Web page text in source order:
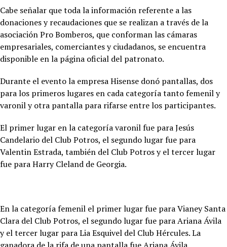
Cabe señalar que toda la información referente a las
donaciones y recaudaciones que se realizan a través de la
asociación Pro Bomberos, que conforman las cámaras
empresariales, comerciantes y ciudadanos, se encuentra
disponible en la página oficial del patronato.
Durante el evento la empresa Hisense donó pantallas, dos
para los primeros lugares en cada categoría tanto femenil y
varonil y otra pantalla para rifarse entre los participantes.
El primer lugar en la categoría varonil fue para Jesús
Candelario del Club Potros, el segundo lugar fue para
Valentin Estrada, también del Club Potros y el tercer lugar
fue para Harry Cleland de Georgia.
En la categoría femenil el primer lugar fue para Vianey Santa
Clara del Club Potros, el segundo lugar fue para Ariana Ávila
y el tercer lugar para Lia Esquivel del Club Hércules. La